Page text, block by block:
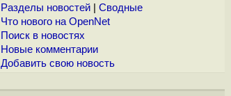
Разделы новостей| Сводные
Что нового на OpenNet
Поиск в новостях
Новые комментарии
Добавить свою новость